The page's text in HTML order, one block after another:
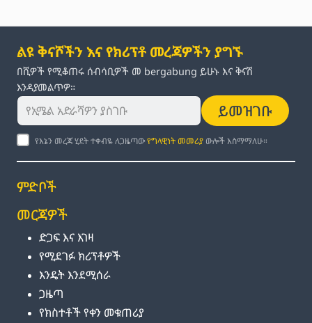
ልዩ ቅናሾችን እና የክሪፕቶ መረጃዎችን ያግኙ
በሺዎች የሚቆጠሩ ሰብሳቢዎች መ bergabung ይሁኑ እና ቅናሽ
እንዳያመልጥዎ።
ይመዝገቡ
የእኔን መረጃ ሂደት ተቀብዬ ለጋዜጣውየግላዊነት መመሪያ ውሎች እስማማለሁ።
ምድቦች
መርጃዎች
ድጋፍ እና እገዛ
የሚደገፉ ክሪፕቶዎች
እንዴት እንደሚሰራ
ጋዜጣ
የክስተቶች የቀን መቁጠሪያ